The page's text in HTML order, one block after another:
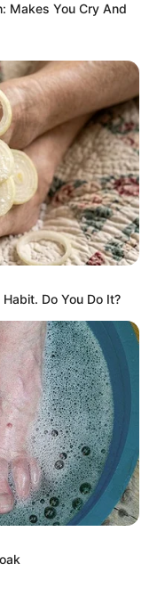
Makes You Cry And
Do You Do It?